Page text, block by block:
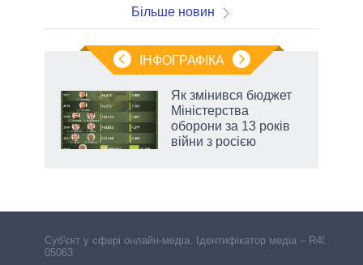
Більше новин
ІНФОГРАФІКА
Як змінився бюджет
Міністерства
оборони за 13 років
війни з росією
Cуб'єкт у сфері онлайн-медіа. Ідентифікатор медіа – R40-
05063